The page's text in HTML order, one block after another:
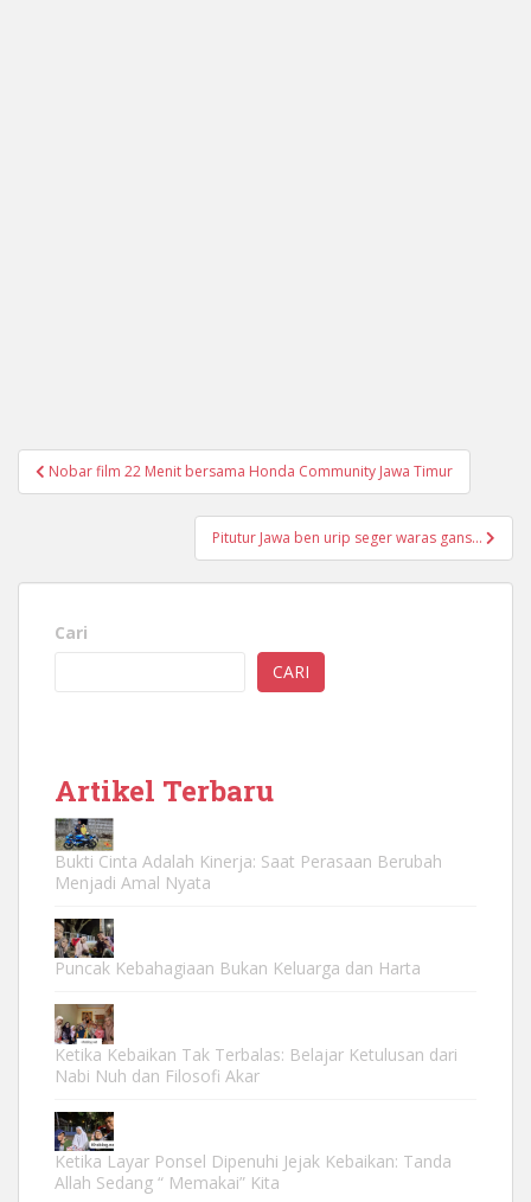
Navigasi
pos
Nobar film 22 Menit bersama Honda Community Jawa Timur
Pitutur Jawa ben urip seger waras gans…
Cari
CARI
Artikel Terbaru
Bukti Cinta Adalah Kinerja: Saat Perasaan Berubah
Menjadi Amal Nyata
Puncak Kebahagiaan Bukan Keluarga dan Harta
Ketika Kebaikan Tak Terbalas: Belajar Ketulusan dari
Nabi Nuh dan Filosofi Akar
Ketika Layar Ponsel Dipenuhi Jejak Kebaikan: Tanda
Allah Sedang “ Memakai” Kita